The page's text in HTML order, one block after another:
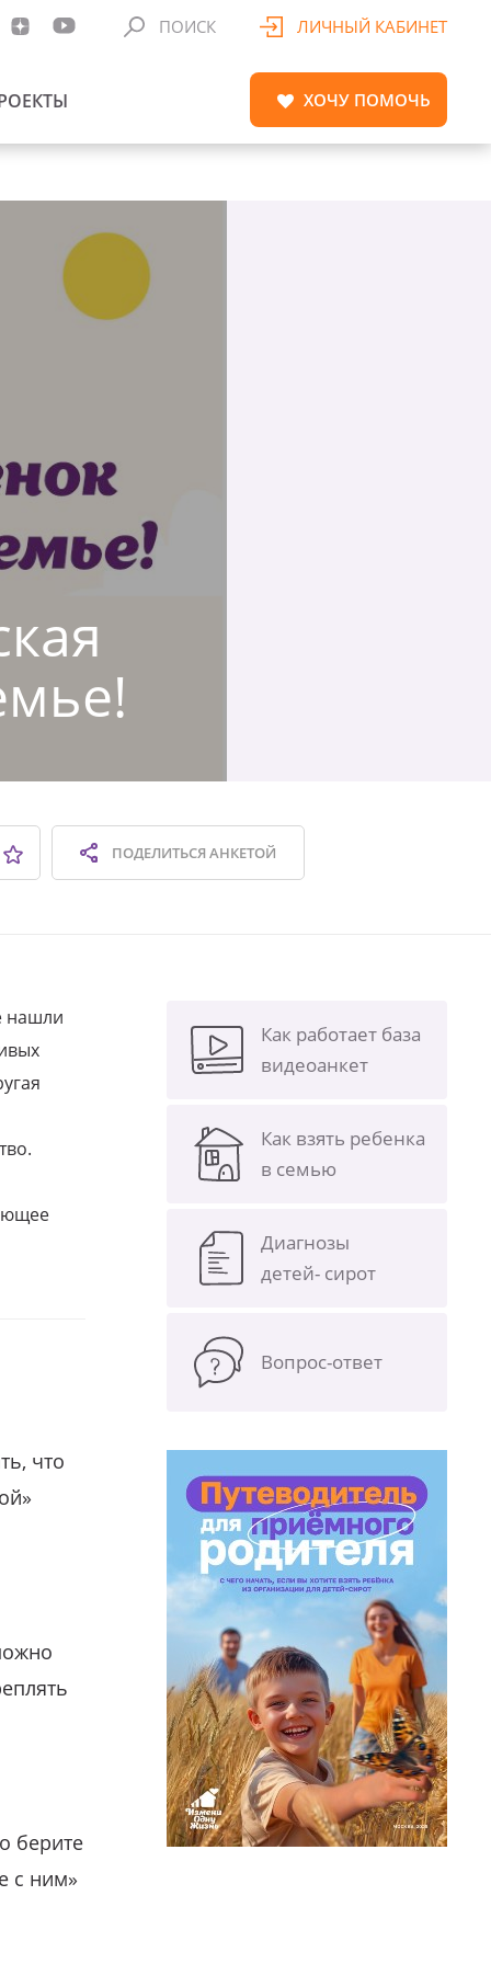
ПОИСК ЛИЧНЫЙ КАБИНЕТ
ХОЧУ ПОМОЧЬ
ПОДЕЛИТЬСЯАНКЕТОЙ
нашли
что
берите
с ним»
Как работает база
видеоанкет
Как взять ребенка
в семью
Диагнозы
детей- сирот
Вопрос-ответ